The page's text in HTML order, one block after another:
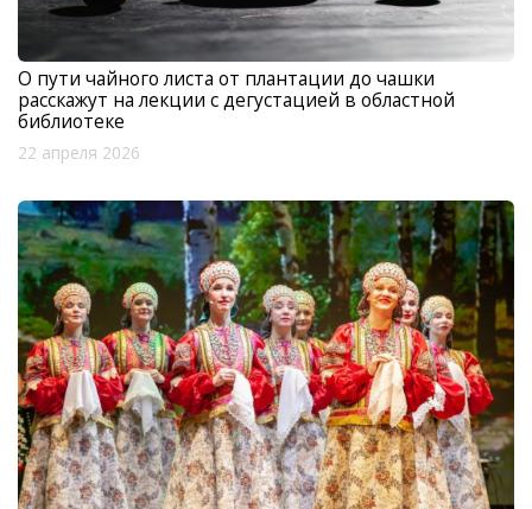
О пути чайного листа от плантации до чашки
расскажут на лекции с дегустацией в областной
библиотеке
22 апреля 2026